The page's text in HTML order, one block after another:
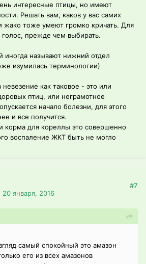
интересные птицы, но имеют
Решать вам, каков у вас самих
жако тоже умеют громко кричать. Для
голос, прежде чем выбирать.
иногда называют нижний отдел
изумилась терминологии)
как таковое - это или
птиц, или неграмотное
начало болезни, для этого
и все получится.
корма для кореллы это совершенно
воспаление ЖКТ быть не могло
20 января, 2016
#7
самый спокойный это амазон
его из всех амазонов